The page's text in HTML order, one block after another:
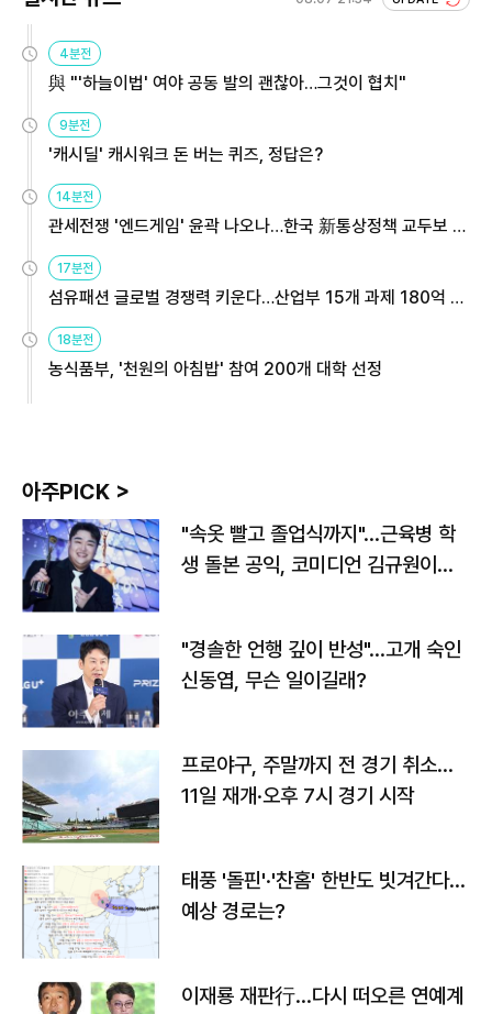
4분전
與 "'하늘이법' 여야 공동 발의 괜찮아…그것이 협치"
9분전
'캐시딜' 캐시워크 돈 버는 퀴즈, 정답은?
14분전
관세전쟁 '엔드게임' 윤곽 나오나…한국 新통상정책 교두보 활
17분전
섬유패션 글로벌 경쟁력 키운다…산업부 15개 과제 180억 지
18분전
농식품부, '천원의 아침밥' 참여 200개 대학 선정
아주PICK >
"속옷 빨고 졸업식까지"…근육병 학
생 돌본 공익, 코미디언 김규원이었
"경솔한 언행 깊이 반성"…고개 숙인
신동엽, 무슨 일이길래?
프로야구, 주말까지 전 경기 취소…
11일 재개·오후 7시 경기 시작
태풍 '돌핀'·'찬홈' 한반도 빗겨간다…
예상 경로는?
이재룡 재판行…다시 떠오른 연예계